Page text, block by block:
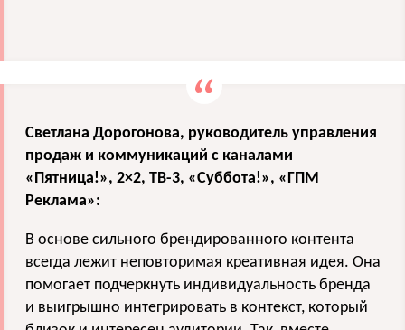
Светлана Дорогонова, руководитель управления
продаж и коммуникаций с каналами
«Пятница!», 2×2, ТВ-3, «Суббота!», «ГПМ
Реклама»:
В основе сильного брендированного контента
всегда лежит неповторимая креативная идея. Она
помогает подчеркнуть индивидуальность бренда
и выигрышно интегрировать в контекст, который